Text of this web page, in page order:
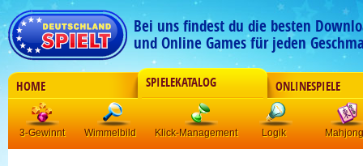
Bei uns findest du die besten
und Online Games für jeden
HOME SPIELEKATALOG ONLINESPIELE
3-Gewinnt Wimmelbild Klick-Management Logik Mahjong